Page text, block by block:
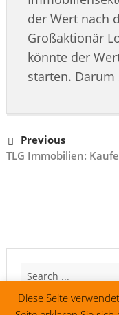
der Wert nach
Großaktionär
könnte der
starten. Darum
Previous
TLG Immobilien:
Diese Seite